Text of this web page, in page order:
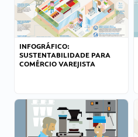
INFOGRÁFICO:
SUSTENTABILIDADE PARA
COMÉRCIO VAREJISTA